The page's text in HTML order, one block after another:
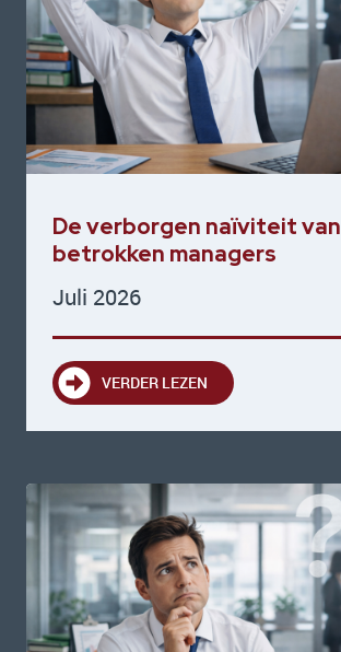
De verborgen naïviteit van
betrokken managers
Juli 2026
VERDER LEZEN